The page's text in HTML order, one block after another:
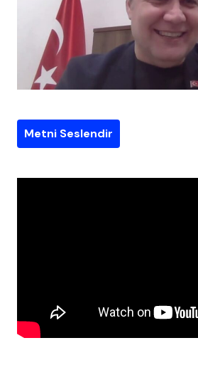
Metni Seslendir